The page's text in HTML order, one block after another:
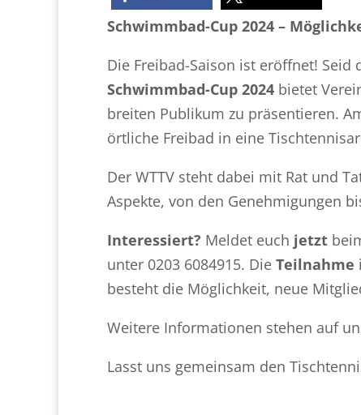
Schwimmbad-Cup 2024 –
Die Freibad-Saison ist eröffnet!
Schwimmbad-Cup 2024 bietet
breiten Publikum zu präsentieren.
örtliche Freibad in eine
Der WTTV steht dabei mit Rat und
Aspekte, von den Genehmigungen
Interessiert? Meldet euch jetzt
unter 0203 6084915. Die Teilnahme
besteht die Möglichkeit, neue
Weitere Informationen stehen auf
Lasst uns gemeinsam den